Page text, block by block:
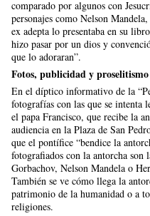
comparado por algunos con
personajes como Nelson
ex adepta lo presentaba en su
hizo pasar por un dios y
que lo adoraran”.
Fotos, publicidad y proselitismo
En el díptico informativo de la
fotografías con las que se
el papa Francisco, que recibe la
audiencia en la Plaza de San
que el pontífice “bendice la
fotografiados con la antorcha
Gorbachov, Nelson Mandela o
También se ve cómo llega la
patrimonio de la humanidad o a
religiones.